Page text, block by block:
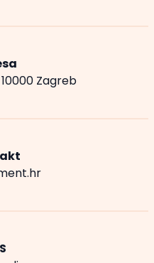
Zagreb